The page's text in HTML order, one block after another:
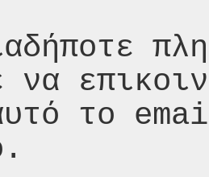
να
το